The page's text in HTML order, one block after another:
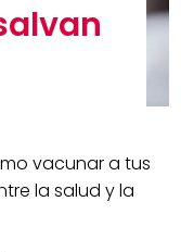
vacunar a tus
la salud y la